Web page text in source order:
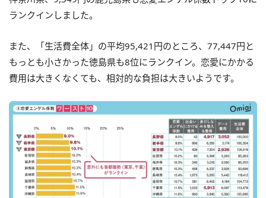
ランクインしました。
また、「生活費全体」の平均95,421円のところ、77,447円と
もっとも小さかった徳島県も8位にランクイン。恋愛にかかる
費用は大きくなくても、相対的な負担は大きいようです。